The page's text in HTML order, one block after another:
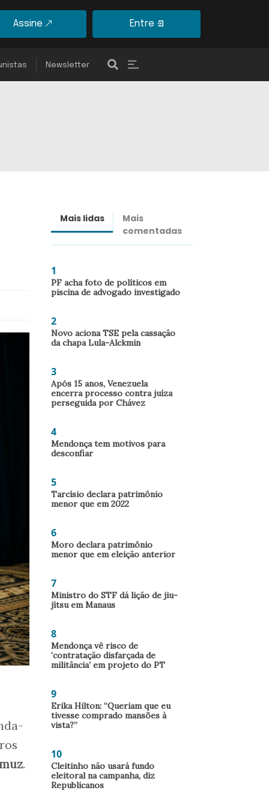
Assine Entre
Newsletter
.
Mais lidas
Mais
comentadas
1
PF acha foto de políticos em
piscina de advogado investigado
2
Novo aciona TSE pela cassação
da chapa Lula-Alckmin
3
Após 15 anos, Venezuela
encerra processo contra juíza
perseguida por Chávez
4
Mendonça tem motivos para
desconfiar
5
Tarcísio declara patrimônio
menor que em 2022
6
Moro declara patrimônio
menor que em eleição anterior
7
Ministro do STF dá lição de jiu-
jítsu em Manaus
8
Mendonça vê risco de
‘contratação disfarçada de
militância’ em projeto do PT
9
Erika Hilton: “Queriam que eu
tivesse comprado mansões à
vista?”
10
Cleitinho não usará fundo
eleitoral na campanha, diz
Republicanos